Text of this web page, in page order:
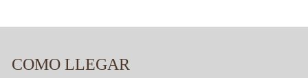
COMO LLEGAR